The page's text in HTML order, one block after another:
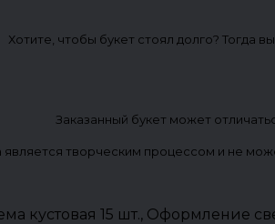
Хотите, чтобы букет стоял долго? Тогда
Заказанный букет может
творческим процессом и не
кустовая 15 шт., Оформление